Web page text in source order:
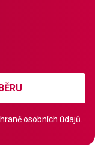
osobních údajů.